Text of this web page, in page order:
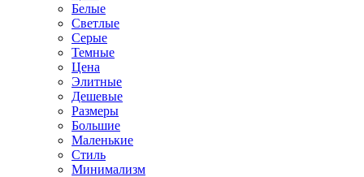
Белые
Светлые
Серые
Темные
Цена
Элитные
Дешевые
Размеры
Большие
Маленькие
Стиль
Минимализм